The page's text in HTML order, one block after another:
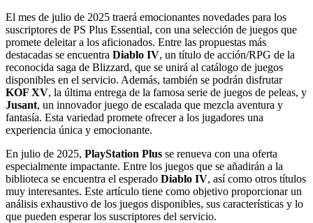
El mes de julio de 2025 traerá emocionantes novedades para los
suscriptores de PS Plus Essential, con una selección de juegos que
promete deleitar a los aficionados. Entre las propuestas más
destacadas se encuentra Diablo IV, un título de acción/RPG de la
reconocida saga de Blizzard, que se unirá al catálogo de juegos
disponibles en el servicio. Además, también se podrán disfrutar
KOF XV, la última entrega de la famosa serie de juegos de peleas, y
Jusant, un innovador juego de escalada que mezcla aventura y
fantasía. Esta variedad promete ofrecer a los jugadores una
experiencia única y emocionante.
En julio de 2025, PlayStation Plus se renueva con una oferta
especialmente impactante. Entre los juegos que se añadirán a la
biblioteca se encuentra el esperado Diablo IV, así como otros títulos
muy interesantes. Este artículo tiene como objetivo proporcionar un
análisis exhaustivo de los juegos disponibles, sus características y lo
que pueden esperar los suscriptores del servicio.